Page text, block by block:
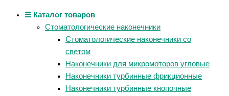
☰ Каталог товаров
Стоматологические наконечники
Стоматологические наконечники со
светом
Наконечники для микромоторов угловые
Наконечники турбинные фрикционные
Наконечники турбинные кнопочные